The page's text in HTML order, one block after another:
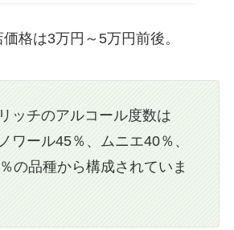
格は3万円～5万円前後。
ッチのアルコール度数は
ワール45％、ムニエ40％、
の品種から構成されていま